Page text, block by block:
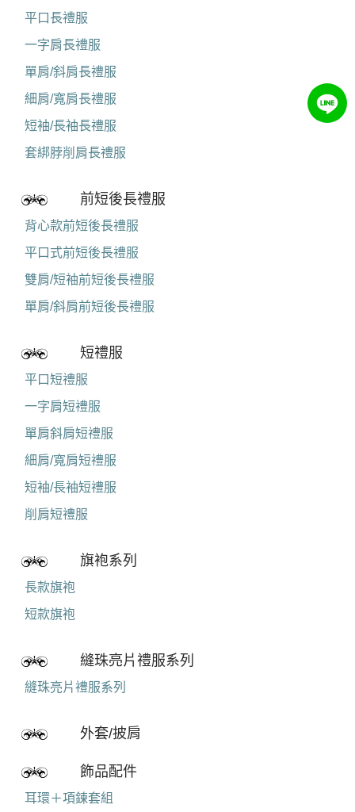
平口長禮服
一字肩長禮服
單肩/斜肩長禮服
細肩/寬肩長禮服
短袖/長袖長禮服
套綁脖削肩長禮服
前短後長禮服
背心款前短後長禮服
平口式前短後長禮服
雙肩/短袖前短後長禮服
單肩/斜肩前短後長禮服
短禮服
平口短禮服
一字肩短禮服
單肩斜肩短禮服
細肩/寬肩短禮服
短袖/長袖短禮服
削肩短禮服
旗袍系列
長款旗袍
短款旗袍
縫珠亮片禮服系列
縫珠亮片禮服系列
外套/披肩
飾品配件
耳環＋項鍊套組